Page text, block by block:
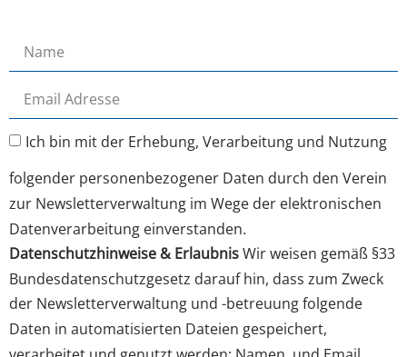
Ich bin mit der Erhebung, Verarbeitung und Nutzung
folgender personenbezogener Daten durch den Verein
zur Newsletterverwaltung im Wege der elektronischen
Datenverarbeitung einverstanden.
Datenschutzhinweise & ErlaubnisWir weisen gemäß §33
Bundesdatenschutzgesetz darauf hin, dass zum Zweck
der Newsletterverwaltung und -betreuung folgende
Daten in automatisierten Dateien gespeichert,